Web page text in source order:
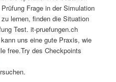
Frage in der Simulation
lernen, finden die Situation
Test. it-pruefungen.ch
uns eine gute Praxis, wie
free.Try des Checkpoints